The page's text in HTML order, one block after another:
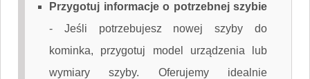
Przygotuj informacje o potrzebnej szybie
- Jeśli potrzebujesz nowej szyby do
kominka, przygotuj model urządzenia lub
wymiary szyby. Oferujemy idealnie